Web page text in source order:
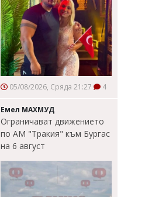
05/08/2026, Сряда 21:27 4
Емел МАХМУД
Ограничават движението
по АМ "Тракия" към Бургас
на 6 август